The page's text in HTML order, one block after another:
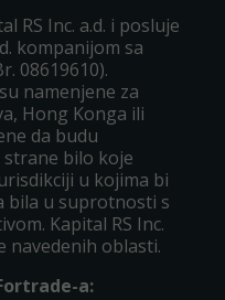
RS Inc. a.d. i posluje
kompanijom sa
08619610).
namenjene za
Hong Konga ili
da budu
bilo koje
u kojima bi
bila u suprotnosti s
Kapital RS Inc.
navedenih oblasti.
a: